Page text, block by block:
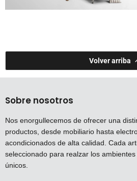
Volver arriba
Sobre nosotros
Nos enorgullecemos de ofrecer una
productos, desde mobiliario hasta
acondicionados de alta calidad. Cada
seleccionado para realzar los
únicos.